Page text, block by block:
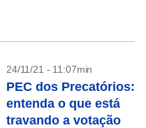
24/11/21 - 11:07min
PEC dos Precatórios:
entenda o que está
travando a votação